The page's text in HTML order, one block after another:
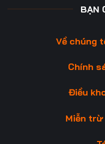
BẠN
Về chúng
Chính
Điều
Miễn